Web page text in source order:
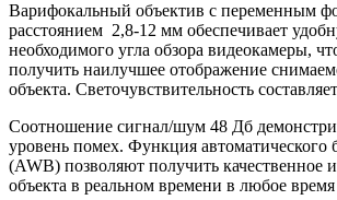
Варифокальный объектив с переменным
расстоянием 2,8-12 мм обеспечивает
необходимого угла обзора видеокамеры,
получить наилучшее отображение
объекта. Светочувствительность
Соотношение сигнал/шум 48 Дб
уровень помех. Функция автоматического
(AWB) позволяют получить качественное
объекта в реальном времени в любое время